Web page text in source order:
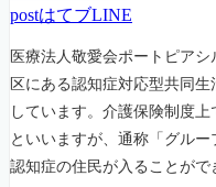
postはてブLINE
医療法人敬愛会ポートピア
区にある認知症対応型共同
しています。介護保険制度上
といいますが、通称「グル
認知症の住民が入ることがで